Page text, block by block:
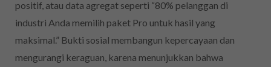
positif, atau data agregat seperti “80% pelanggan di
industri Anda memilih paket Pro untuk hasil yang
maksimal.” Bukti sosial membangun kepercayaan dan
mengurangi keraguan, karena menunjukkan bahwa